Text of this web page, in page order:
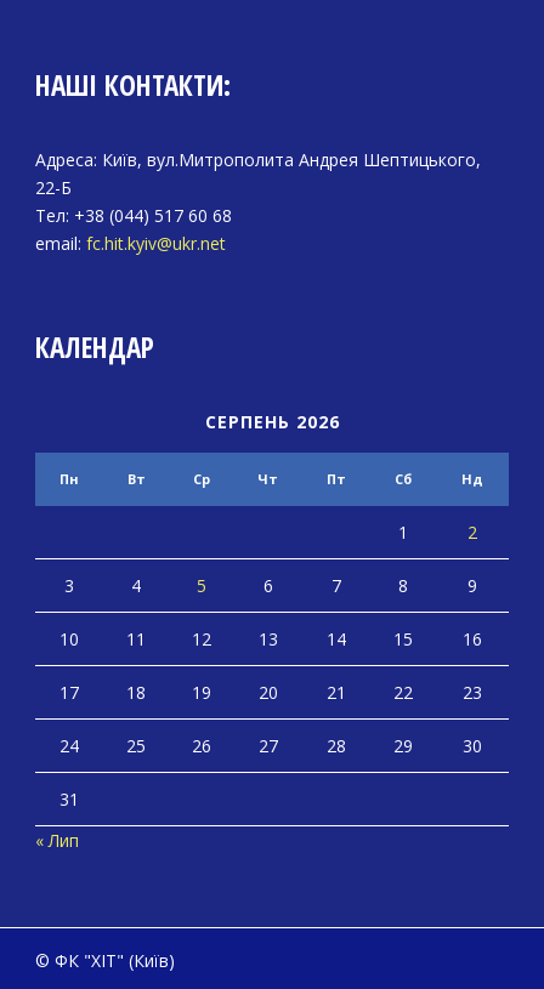
НАШІ КОНТАКТИ:
Адреса: Київ, вул.Митрополита Андрея Шептицького,
22-Б
Тел: +38 (044) 517 60 68
email: fc.hit.kyiv@ukr.net
КАЛЕНДАР
СЕРПЕНЬ 2026
Пн Вт Ср Чт Пт Сб Нд
1 2
3 4 5 6 7 8 9
10 11 12 13 14 15 16
17 18 19 20 21 22 23
24 25 26 27 28 29 30
31
« Лип
© ФК "ХІТ" (Київ)